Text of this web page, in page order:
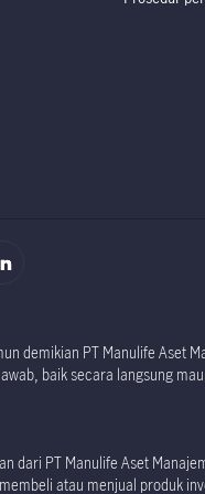
demikian PT Manulife Aset
baik secara langsung
PT Manulife Aset
atau menjual produk